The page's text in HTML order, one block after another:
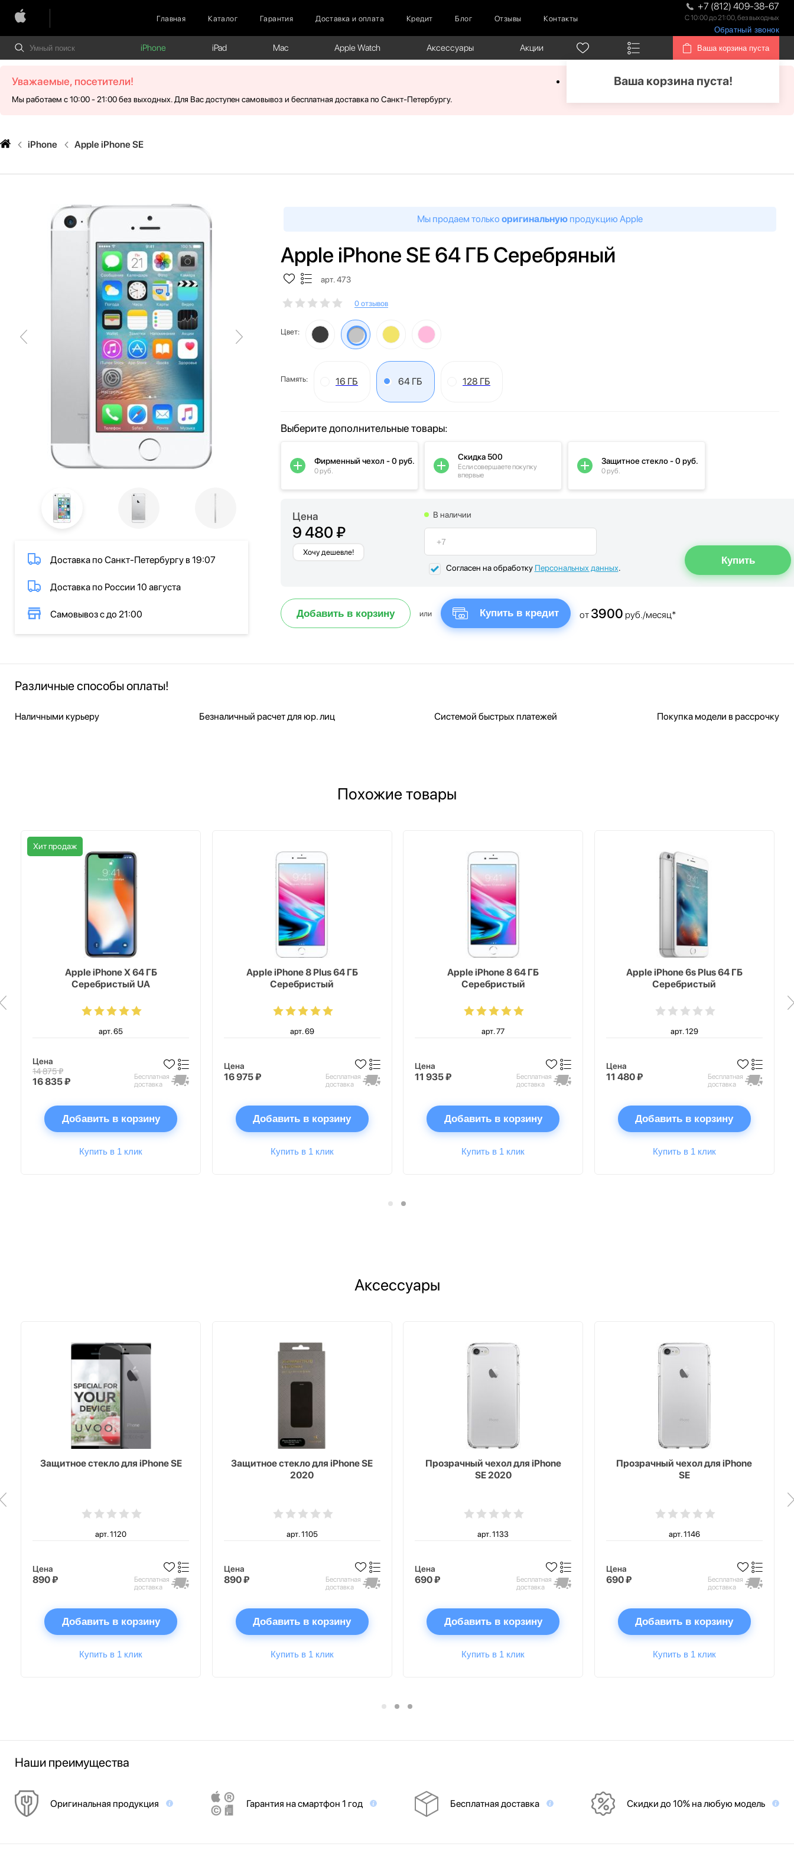
Главная Каталог Гарантия Доставка и оплата Кредит Блог Отзывы Контакты
+7 (812) 409-38-67
С 10:00 до 21:00, без выходных
Обратный звонок
iPhone iPad Mac Apple Watch Аксессуары Акции Ваша корзина пуста
Ваша корзина пуста!
Уважаемые, посетители!
Мы работаем с 10:00 - 21:00 без выходных. Для Вас доступен самовывоз и бесплатная доставка по Санкт-Петербургу.
iPhone Apple iPhone SE
Доставка по Санкт-Петербургу в 19:07
Доставка по России 10 августа
Самовывоз с до 21:00
Мы продаем только оригинальную продукцию Apple
Apple iPhone SE 64 ГБ Серебряный
арт. 473
0 отзывов
Цвет:
Память: 16 ГБ 64 ГБ 128 ГБ
Цена
9 480 ₽
Хочу дешевле!
В наличии
Согласен на обработку Персональных данных.
Добавить в корзину или Купить в кредит от 3900 руб./месяц*
Выберите дополнительные товары:
Фирменный чехол - 0 руб.
0 руб.
Скидка 500
Если совершаете покупку
впервые
Защитное стекло - 0 руб.
0 руб.
Различные способы оплаты!
Наличными курьеру Безналичный расчет для юр. лиц Системой быстрых платежей Покупка модели в рассрочку
Похожие товары
Хит продаж
Apple iPhone X 64 ГБ
Серебристый UA
арт. 65
Цена
14 875 ₽
16 835 ₽
Бесплатная
доставка
Добавить в корзину
Купить в 1 клик
Apple iPhone 8 Plus 64 ГБ
Серебристый
арт. 69
Цена
16 975 ₽
Бесплатная
доставка
Добавить в корзину
Купить в 1 клик
Apple iPhone 8 64 ГБ
Серебристый
арт. 77
Цена
11 935 ₽
Бесплатная
доставка
Добавить в корзину
Купить в 1 клик
Apple iPhone 6s Plus 64 ГБ
Серебристый
арт. 129
Цена
11 480 ₽
Бесплатная
доставка
Добавить в корзину
Купить в 1 клик
Аксессуары
Защитное стекло для iPhone SE
арт. 1120
Цена
890 ₽
Бесплатная
доставка
Добавить в корзину
Купить в 1 клик
Защитное стекло для iPhone SE
2020
арт. 1105
Цена
890 ₽
Бесплатная
доставка
Добавить в корзину
Купить в 1 клик
Прозрачный чехол для iPhone
SE 2020
арт. 1133
Цена
690 ₽
Бесплатная
доставка
Добавить в корзину
Купить в 1 клик
Прозрачный чехол для iPhone
SE
арт. 1146
Цена
690 ₽
Бесплатная
доставка
Добавить в корзину
Купить в 1 клик
Наши преимущества
Оригинальная продукция Гарантия на смартфон 1 год Бесплатная доставка Скидки до 10% на любую модель